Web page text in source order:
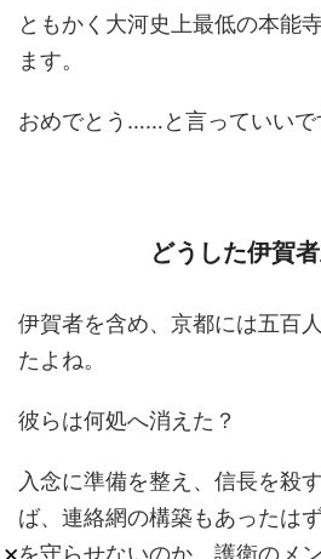
ともかく大河史上最低の本能
ます。
おめでとう……と言っていいで
どうした伊賀
伊賀者を含め、京都には五百
たよね。
彼らは何処へ消えた？
入念に準備を整え、信長を殺
ば、連絡網の構築もあったは
を守らせないのか。護衛のメ